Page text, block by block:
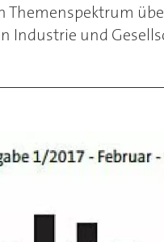
Themenspektrum
Industrie und